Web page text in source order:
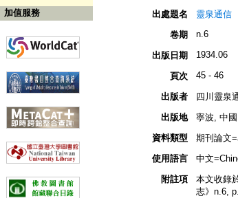
加值服務
出處題名
靈泉通信
卷期
n.6
出版日期 1934.06
頁次 45 - 46
出版者
四川靈泉
出版地
寧波, 中
資料類型
期刊論文
使用語言
中文
附註項
本文收錄
志》n.6,